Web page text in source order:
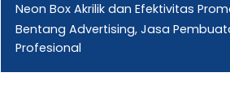
Neon Box Akrilik dan Efektivitas
Bentang Advertising, Jasa
Profesional